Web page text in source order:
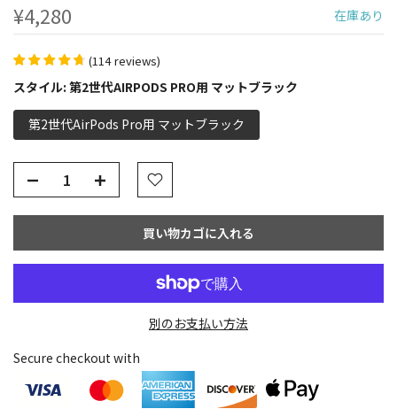
¥4,280 在庫あり
(114 reviews)
スタイル: 第2世代AIRPODS PRO用 マットブラック
第2世代AirPods Pro用 マットブラック
買い物カゴに入れる
別のお支払い方法
Secure checkout with